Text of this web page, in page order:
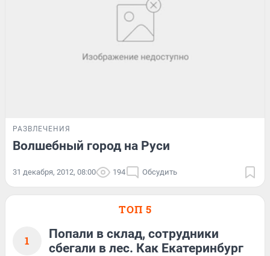
РАЗВЛЕЧЕНИЯ
Волшебный город на Руси
31 декабря, 2012, 08:00 194 Обсудить
ТОП 5
1
Попали в склад, сотрудники
сбегали в лес. Как Екатеринбург